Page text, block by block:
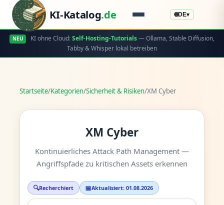
KI-Katalog.de 🌐DE▾
NEU KI ohne Cloud:Self-Hosting-Tutorials— Ollama, Stable Diffusion,
Tabby & Whisper lokal betreiben
Startseite/Kategorien/Sicherheit & Risiken/XM Cyber
XM Cyber
Kontinuierliches Attack Path Management —
Angriffspfade zu kritischen Assets erkennen
🔍Recherchiert 📅Aktualisiert: 01.08.2026